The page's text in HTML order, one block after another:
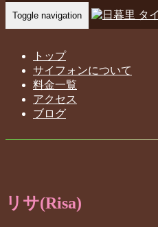
Toggle navigation
トップ
サイフォンについて
料金一覧
アクセス
ブログ
Home- Mee…
スタッフ紹介
リサ(Risa)